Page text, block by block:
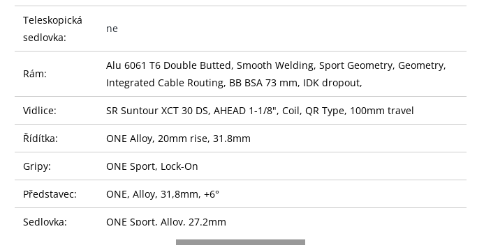
Teleskopická
sedlovka:
ne
Rám:
Alu 6061 T6 Double Butted, Smooth Welding, Sport Geometry, Geometry,
Integrated Cable Routing, BB BSA 73 mm, IDK dropout,
Vidlice: SR Suntour XCT 30 DS, AHEAD 1-1/8", Coil, QR Type, 100mm travel
Řídítka: ONE Alloy, 20mm rise, 31.8mm
Gripy: ONE Sport, Lock-On
Představec: ONE, Alloy, 31,8mm, +6°
Sedlovka: ONE Sport, Alloy, 27.2mm